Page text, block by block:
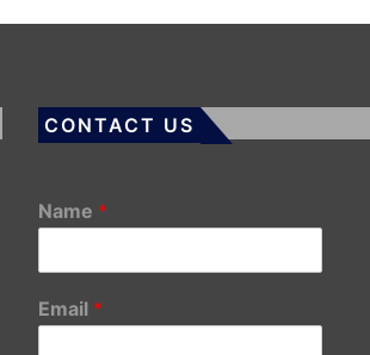
CONTACT US
Name *
Email *